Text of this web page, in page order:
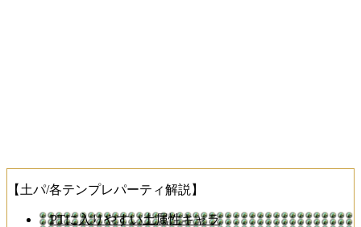
【土パ/各テンプレパーティ解説】
PTに入りやすい土属性キャラ